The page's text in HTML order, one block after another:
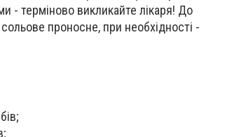
- терміново викликайте лікаря! До
проносне, при необхідності -